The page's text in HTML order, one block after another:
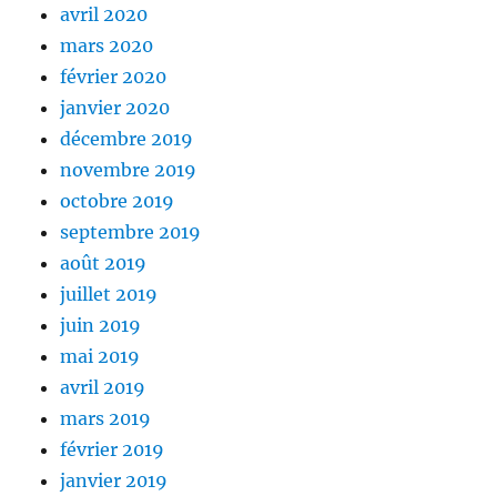
avril 2020
mars 2020
février 2020
janvier 2020
décembre 2019
novembre 2019
octobre 2019
septembre 2019
août 2019
juillet 2019
juin 2019
mai 2019
avril 2019
mars 2019
février 2019
janvier 2019